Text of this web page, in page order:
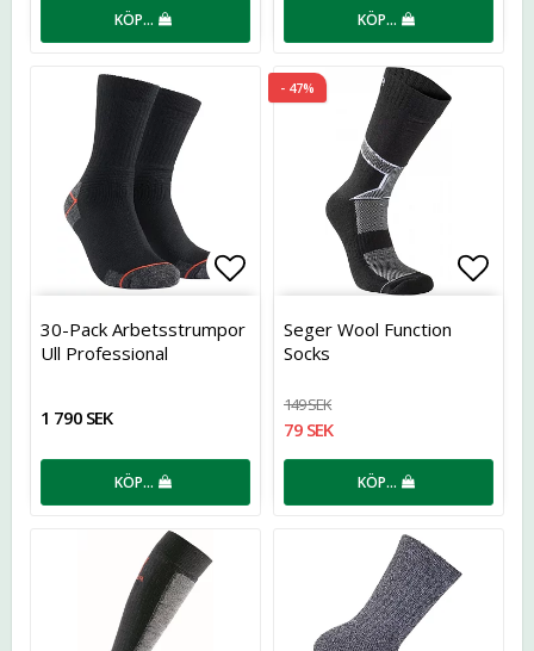
KÖP… KÖP…
Lägg till i favoritlistan
30-Pack Arbetsstrumpor
Ull Professional
1 790 SEK
KÖP…
- 47%
Seger Wool Function
Socks
149 SEK
79 SEK
KÖP…